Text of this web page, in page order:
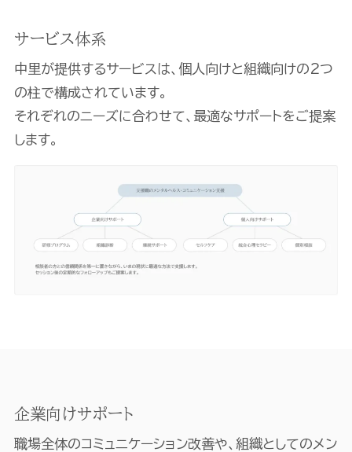
サービス体系
中里が提供するサービスは、個人向けと組織向けの2つ
の柱で構成されています。
それぞれのニーズに合わせて、最適なサポートをご提案
します。
企業向けサポート
職場全体のコミュニケーション改善や、組織としてのメン